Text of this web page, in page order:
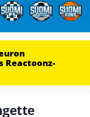
Reactoonz-